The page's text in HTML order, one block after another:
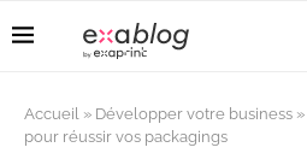
Accueil » Développer votre business »
pour réussir vos packagings